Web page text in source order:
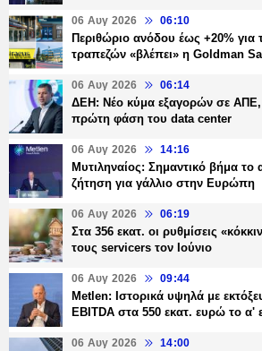
06 Αυγ 2026 06:10
Περιθώριο ανόδου έως +20% για
τραπεζών «βλέπει» η Goldman
06 Αυγ 2026 06:14
ΔΕΗ: Νέο κύμα εξαγορών σε ΑΠΕ,
πρώτη φάση του data center
06 Αυγ 2026 14:16
Μυτιληναίος: Σημαντικό βήμα το
ζήτηση για γάλλιο στην Ευρώπη
06 Αυγ 2026 06:19
Στα 356 εκατ. οι ρυθμίσεις
τους servicers τον Ιούνιο
06 Αυγ 2026 09:44
Metlen: Ιστορικά υψηλά με
EBITDA στα 550 εκατ. ευρώ το α'
06 Αυγ 2026 14:00